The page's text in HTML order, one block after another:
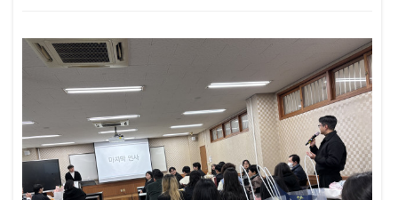
본문